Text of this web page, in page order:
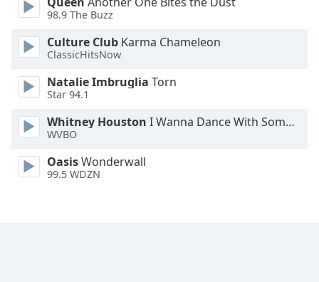
Reset
Close
Modal
End
dialog
window.
98.9 The Buzz
Culture Club Karma Chameleon
ClassicHitsNow
Natalie Imbruglia Torn
Star 94.1
Whitney Houston I Wanna Dance With Somebody
WVBO
OasisWonderwall
99.5 WDZN